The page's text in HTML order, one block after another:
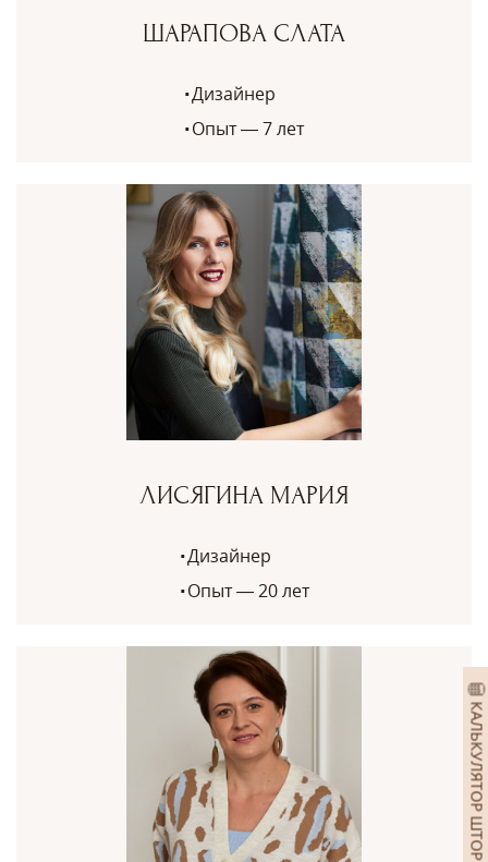
КАЛЬКУЛЯТОР ШТОР
ШАРАПОВА СЛАТА
Дизайнер
Опыт — 7 лет
ЛИСЯГИНА МАРИЯ
Дизайнер
Опыт — 20 лет